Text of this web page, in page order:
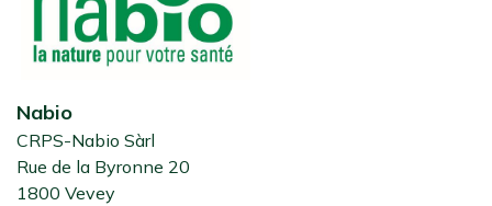
Nabio
CRPS-Nabio Sàrl
Rue de la Byronne 20
1800 Vevey